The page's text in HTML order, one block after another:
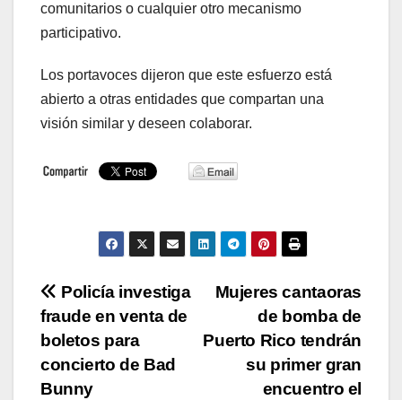
comunitarios o cualquier otro mecanismo
participativo.
Los portavoces dijeron que este esfuerzo está
abierto a otras entidades que compartan una
visión similar y deseen colaborar.
Navegación
de
entradas
Mujeres cantaoras
de bomba de
Puerto Rico tendrán
su primer gran
encuentro el
Policía investiga
fraude en venta de
boletos para
concierto de Bad
Bunny